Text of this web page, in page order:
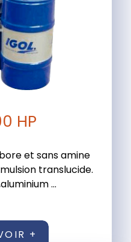
HP
et sans amine
translucide.
...
+